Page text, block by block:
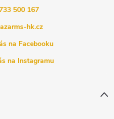
hk.cz
500 167
na Facebooku
na Instagramu